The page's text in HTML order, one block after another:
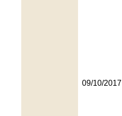
09/10/2017